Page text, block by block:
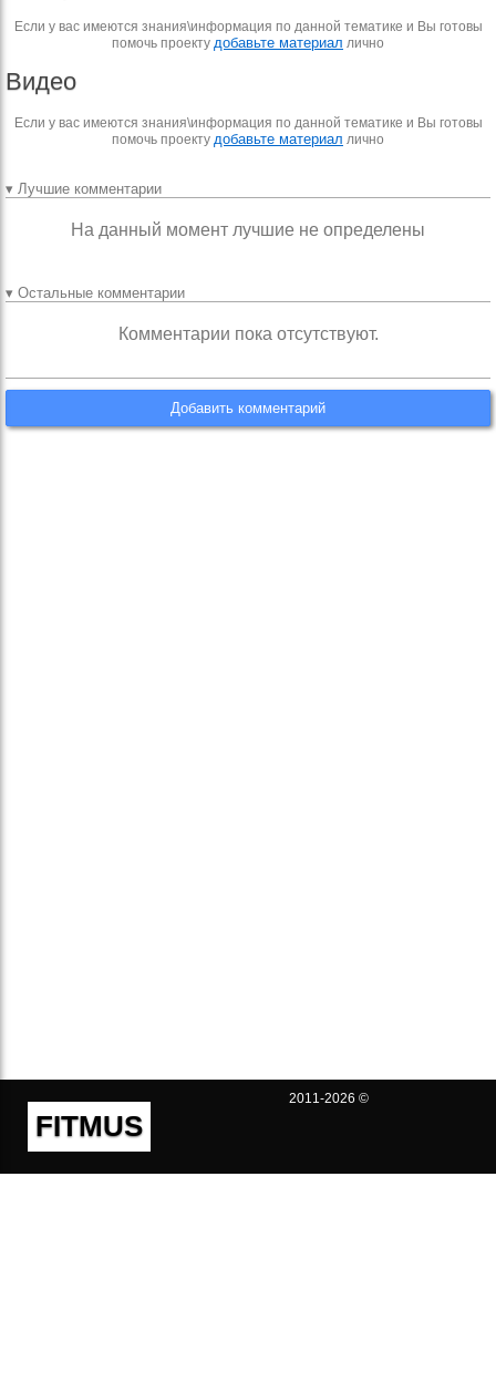
Если у вас имеются знания\информация по данной тематике и Вы готовы
помочь проекту добавьте материал лично
Видео
Если у вас имеются знания\информация по данной тематике и Вы готовы
помочь проекту добавьте материал лично
▾ Лучшие комментарии
На данный момент лучшие не определены
▾ Остальные комментарии
Комментарии пока отсутствуют.
Добавить комментарий
FITMUS
2011-2026 ©